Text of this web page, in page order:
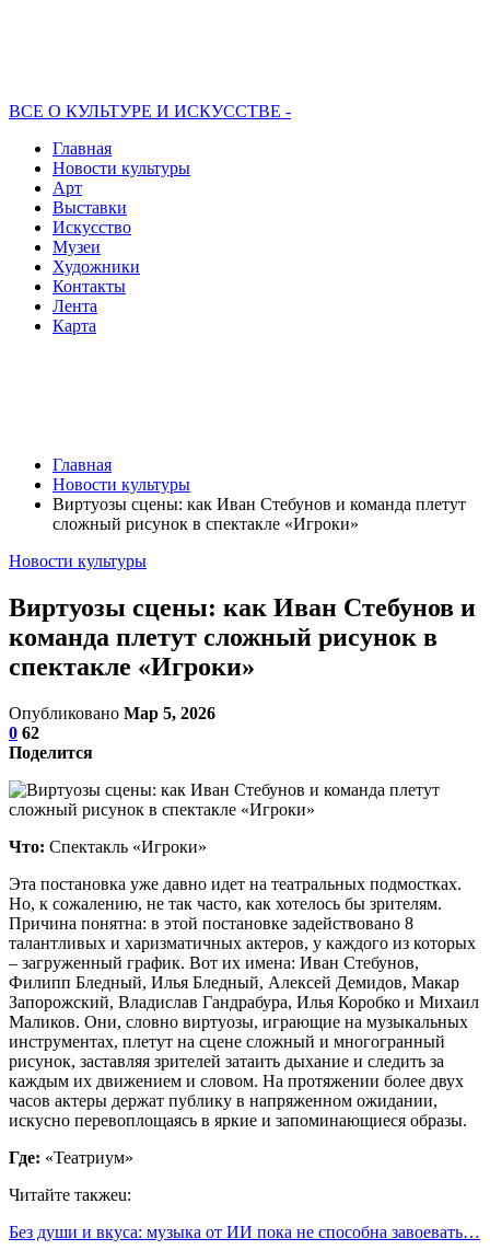
ВСЕ О КУЛЬТУРЕ И ИСКУССТВЕ -
Главная
Новости культуры
Арт
Выставки
Искусство
Музеи
Художники
Контакты
Лента
Карта
Главная
Новости культуры
Виртуозы сцены: как Иван Стебунов и команда плетут
сложный рисунок в спектакле «Игроки»
Новости культуры
Виртуозы сцены: как Иван Стебунов и
команда плетут сложный рисунок в
спектакле «Игроки»
Опубликовано Мар 5, 2026
0 62
Поделится
Что: Спектакль «Игроки»
Эта постановка уже давно идет на театральных подмостках.
Но, к сожалению, не так часто, как хотелось бы зрителям.
Причина понятна: в этой постановке задействовано 8
талантливых и харизматичных актеров, у каждого из которых
– загруженный график. Вот их имена: Иван Стебунов,
Филипп Бледный, Илья Бледный, Алексей Демидов, Макар
Запорожский, Владислав Гандрабура, Илья Коробко и Михаил
Маликов. Они, словно виртуозы, играющие на музыкальных
инструментах, плетут на сцене сложный и многогранный
рисунок, заставляя зрителей затаить дыхание и следить за
каждым их движением и словом. На протяжении более двух
часов актеры держат публику в напряженном ожидании,
искусно перевоплощаясь в яркие и запоминающиеся образы.
Где: «Театриум»
Читайте такжеu:
Без души и вкуса: музыка от ИИ пока не способна завоевать…